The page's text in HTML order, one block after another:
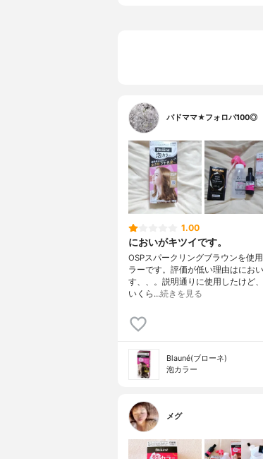
バドママ★フォロバ100◎
1.00
においがキツイです。
OSPスパークリングブラウンを使
ラーです。評価が低い理由はにお
す、、。説明通りに使用したけど
いくら…続きを見る
Blauné(ブローネ)
泡カラー
メグ